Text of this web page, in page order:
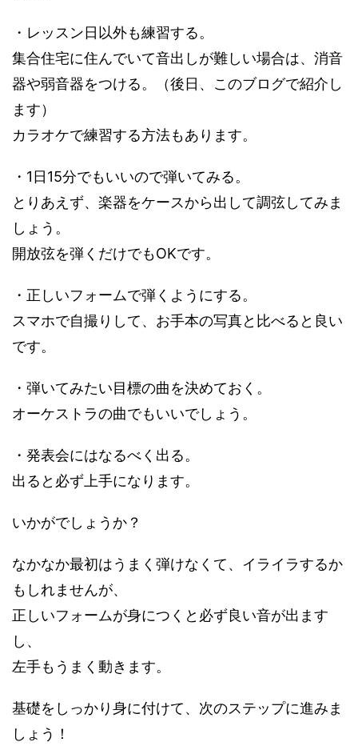
・レッスン日以外も練習する。
集合住宅に住んでいて音出しが難しい場合は、消音
器や弱音器をつける。（後日、このブログで紹介し
ます）
カラオケで練習する方法もあります。
・1日15分でもいいので弾いてみる。
とりあえず、楽器をケースから出して調弦してみま
しょう。
開放弦を弾くだけでもOKです。
・正しいフォームで弾くようにする。
スマホで自撮りして、お手本の写真と比べると良い
です。
・弾いてみたい目標の曲を決めておく。
オーケストラの曲でもいいでしょう。
・発表会にはなるべく出る。
出ると必ず上手になります。
いかがでしょうか？
なかなか最初はうまく弾けなくて、イライラするか
もしれませんが、
正しいフォームが身につくと必ず良い音が出ます
し、
左手もうまく動きます。
基礎をしっかり身に付けて、次のステップに進みま
しょう！